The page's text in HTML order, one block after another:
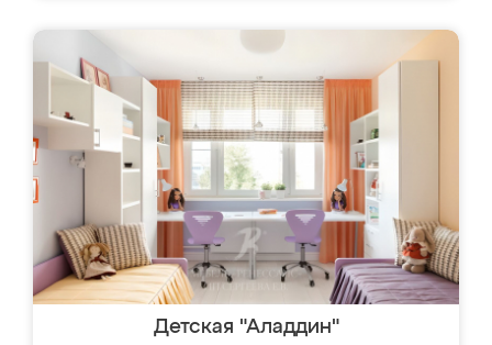
Детская "Аладдин"